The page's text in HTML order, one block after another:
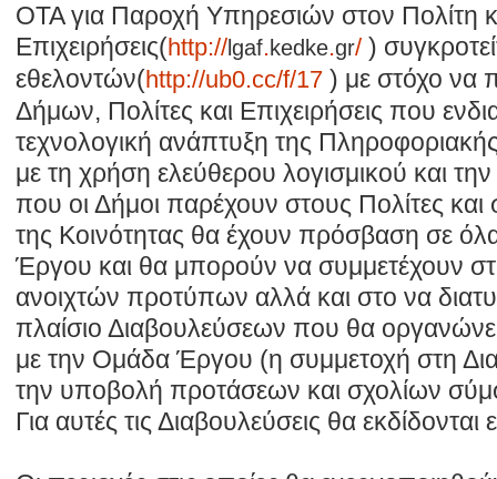
ΟΤΑ για Παροχή Υπηρεσιών στον Πολίτη
Επιχειρήσεις(http://lgaf.kedke.gr/ )
εθελοντών(http://ub0.cc/f/17 ) με στόχο να
Δήμων, Πολίτες και Επιχειρήσεις που
τεχνολογική ανάπτυξη της
με τη χρήση ελεύθερου λογισμικού και
που οι Δήμοι παρέχουν στους Πολίτες και
της Κοινότητας θα έχουν πρόσβαση σε
Έργου και θα μπορούν να συμμετέχουν
ανοιχτών προτύπων αλλά και στο να
πλαίσιο Διαβουλεύσεων που θα
με την Ομάδα Έργου (η συμμετοχή στη
την υποβολή προτάσεων και σχολίων
Για αυτές τις Διαβουλεύσεις θα εκδίδονται